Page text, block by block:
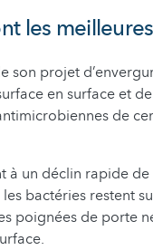
les
son projet
en surface et
de
à un déclin rapide
bactéries restent
poignées de porte